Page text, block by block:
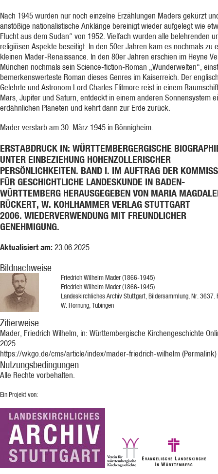
Nach 1945 wurden nur noch einzelne Erzählungen Maders gekürzt
anstößige nationalistische Anklänge bereinigt wieder aufgelegt wie
Flucht aus dem Sudan“ von 1952. Vielfach wurden alle belehrenden
religiösen Aspekte beseitigt. In den 50er Jahren kam es nochmals zu
kleinen Mader-Renaissance. In den 80er Jahren erschien im Heyne
München nochmals sein Science-fiction-Roman „Wunderwelten“,
bemerkenswerteste Roman dieses Genres im Kaiserreich. Der
Gelehrte und Astronom Lord Charles Flitmore reist in einem
Mars, Jupiter und Saturn, entdeckt in einem anderen Sonnensystem
erdähnlichen Planeten und kehrt dann zur Erde zurück.
Mader verstarb am 30. März 1945 in Bönnigheim.
ERSTABDRUCK IN: WÜRTTEMBERGERGISCHE
UNTER EINBEZIEHUNG HOHENZOLLERISCHER
PERSÖNLICHKEITEN. BAND I. IM AUFTRAG DER
FÜR GESCHICHTLICHE LANDESKUNDE IN BADEN-
WÜRTTEMBERG HERAUSGEGEBEN VON MARIA
RÜCKERT, W. KOHLHAMMER VERLAG STUTTGART
2006. WIEDERVERWENDUNG MIT FREUNDLICHER
GENEHMIGUNG.
Aktualisiert am: 23.06.2025
Bildnachweise
Friedrich Wilhelm Mader (1866-1945)
Friedrich Wilhelm Mader (1866-1945)
Landeskirchliches Archiv Stuttgart, Bildersammlung, Nr. 3637.
W. Hornung, Tübingen
Zitierweise
Mader, Friedrich Wilhelm, in: Württembergische Kirchengeschichte
2025
https://wkgo.de/cms/article/index/mader-friedrich-wilhelm (Permalink)
Nutzungsbedingungen
Alle Rechte vorbehalten.
Ein Projekt von: